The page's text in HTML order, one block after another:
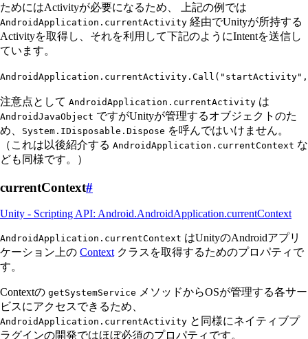
ためにはActivityが必要になるため、 上記の例では
AndroidApplication.currentActivity 経由でUnityが所持する
Activityを取得し、それを利用して下記のようにIntentを送信し
ています。
AndroidApplication . currentActivity . Call ( " startActivity" ,
注意点として AndroidApplication.currentActivity は
AndroidJavaObject ですがUnityが管理するオブジェクトのた
め、
System.IDisposable.Dispose を呼んではいけません。
（これは以後紹介する AndroidApplication.currentContext な
ども同様です。）
currentContext#
Unity - Scripting API: Android.AndroidApplication.currentContext
AndroidApplication.currentContext はUnityのAndroidアプリ
ケーション上の Context クラスを取得するためのプロパティで
す。
Contextの getSystemService メソッドからOSが管理する各サー
ビスにアクセスできるため、
AndroidApplication.currentActivity と同様にネイティブプ
ラグインの開発ではほぼ必須のプロパティです。